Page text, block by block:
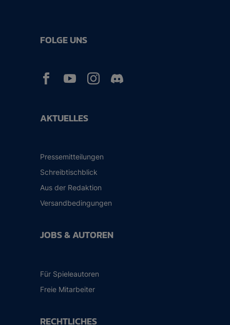
AKTUELLES
Pressemitteilungen
Schreibtischblick
Aus der Redaktion
Versandbedingungen
JOBS & AUTOREN
Für Spieleautoren
Freie Mitarbeiter
RECHTLICHES
FOLGE UNS
  